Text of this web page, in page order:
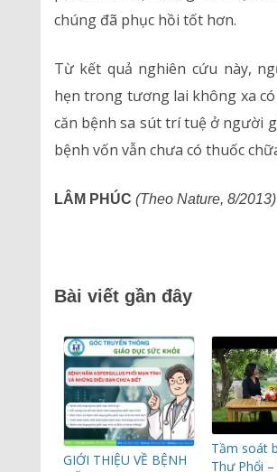
chúng đã phục hồi tốt hơn.
Từ kết quả nghiên cứu này,
hẹn trong tương lai không xa
căn bệnh sa sút trí tuệ ở người
bệnh vốn vẫn chưa có thuốc
LÂM PHÚC (Theo Nature, 8/2013)
Bài viết gần đây
GIỚI THIỆU VỀ BỆNH
Tầm soát
Thư Phổi –